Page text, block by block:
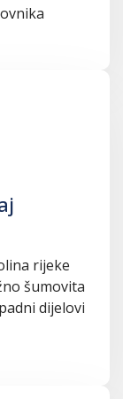
rijeke
šumovita
dijelovi